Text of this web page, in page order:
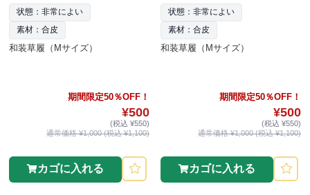
状態：非常によい
素材：合皮
和装草履（Mサイズ）
期間限定50％OFF！
¥500
(税込 ¥550)
通常価格 ¥1,000 (税込 ¥1,100)
カゴに入れる
状態：非常によい
素材：合皮
和装草履（Mサイズ）
期間限定50％OFF！
¥500
(税込 ¥550)
通常価格 ¥1,000 (税込 ¥1,100)
カゴに入れる